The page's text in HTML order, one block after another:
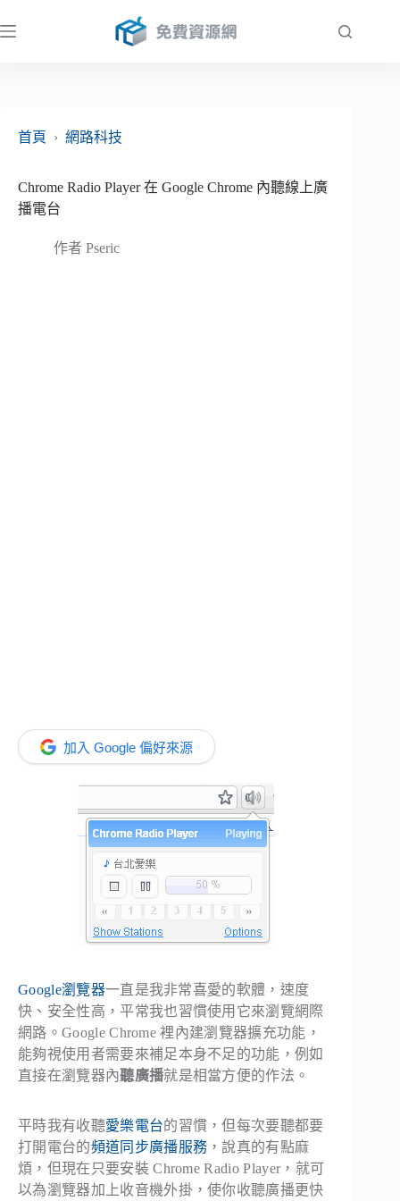
至
首頁
› 網路科技
Chrome Radio Player 在 Google Chrome 內聽線上廣
播電台
作者 Pseric
加入 Google 偏好來源
Google瀏覽器一直是我非常喜愛的軟體，速度
快、安全性高，平常我也習慣使用它來瀏覽網際
網路。Google Chrome 裡內建瀏覽器擴充功能，
能夠視使用者需要來補足本身不足的功能，例如
直接在瀏覽器內聽廣播就是相當方便的作法。
平時我有收聽愛樂電台的習慣，但每次要聽都要
打開電台的頻道同步廣播服務 ，說真的有點麻
煩，但現在只要安裝 Chrome Radio Player，就可
以為瀏覽器加上收音機外掛，使你收聽廣播更快